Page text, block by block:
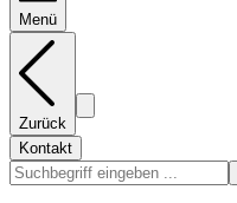
Menü
Zurück
Kontakt